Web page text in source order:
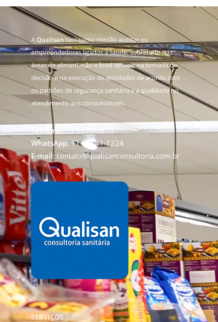
AQualisantem como missão auxiliar os
empreendedores ligados à saúde, sobretudo nas
áreas de alimentação e food service, na tomada de
decisão e na execução de atividades de acordo com
os padrões de segurança sanitária e a qualidade no
atendimento aos consumidores.
Telefone:11 2378-0813
WhatsApp:11 99141-1224
E-mail: contato@qualisanconsultoria.com.br
SERVIÇOS